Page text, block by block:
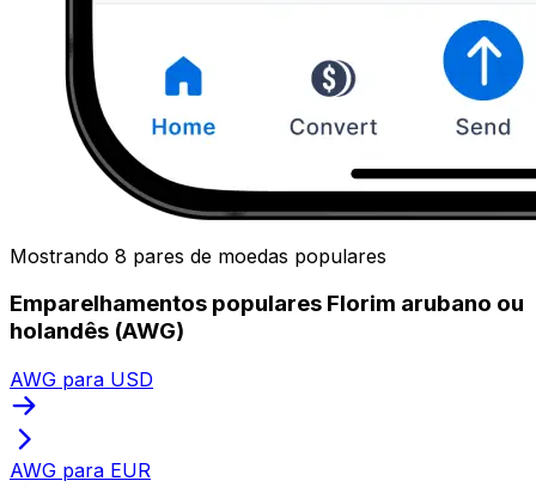
Mostrando 8 pares de moedas populares
Emparelhamentos populares Florim arubano ou
holandês (AWG)
AWG para USD
AWG para EUR